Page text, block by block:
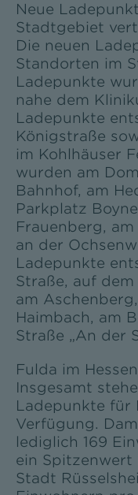
Neue
Stadtgebiet
Die neuen
Standorten im
Ladepunkte
nahe dem
Ladepunkte
Königstraße
im Kohlhäuser
wurden am
Bahnhof, am
Parkplatz
Frauenberg,
an der
Ladepunkte
Straße, auf
am
Haimbach, am
Straße „An der
Fulda im
Insgesamt
Ladepunkte für
Verfügung.
lediglich 169
ein Spitzenwert
Stadt